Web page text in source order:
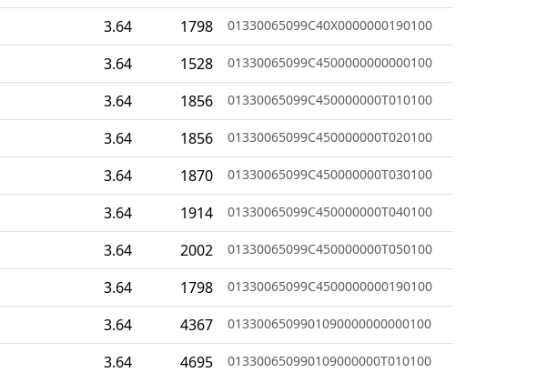
3.64 1798 01330065099C40X0000000190100
3.64 1528 01330065099C4500000000000100
3.64 1856 01330065099C450000000T010100
3.64 1856 01330065099C450000000T020100
3.64 1870 01330065099C450000000T030100
3.64 1914 01330065099C450000000T040100
3.64 2002 01330065099C450000000T050100
3.64 1798 01330065099C4500000000190100
3.64 4367 0133006509901090000000000100
3.64 4695 013300650990109000000T010100